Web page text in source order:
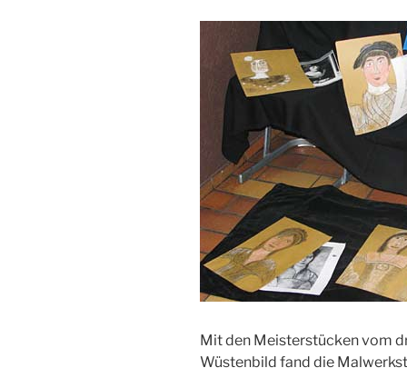
Mit den Meisterstücken vom
Wüstenbild fand die